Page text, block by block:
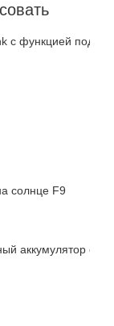
солнце F9